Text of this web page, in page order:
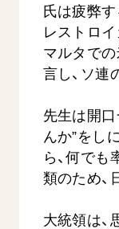
氏は疲弊
レストロイ
マルタで
言し、ソ連
先生は開口
んか”をし
ら、何で
類のため、
大統領は、